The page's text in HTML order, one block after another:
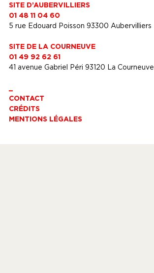
SITE D’AUBERVILLIERS
01 48 11 04 60
5 rue Edouard Poisson 93300 Aubervilliers
SITE DE LA COURNEUVE
01 49 92 62 61
41 avenue Gabriel Péri 93120 La Courneuve
CONTACT
CRÉDITS
MENTIONS LÉGALES